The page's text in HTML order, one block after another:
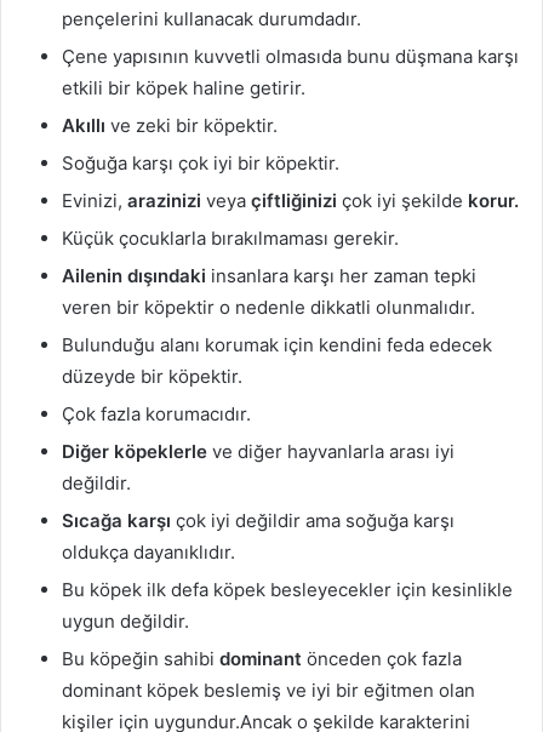
pençelerini kullanacak durumdadır.
Çene yapısının kuvvetli olmasıda bunu düşmana karşı
etkili bir köpek haline getirir.
Akıllı ve zeki bir köpektir.
Soğuğa karşı çok iyi bir köpektir.
Evinizi, arazinizi veya çiftliğinizi çok iyi şekilde korur.
Küçük çocuklarla bırakılmaması gerekir.
Ailenin dışındaki insanlara karşı her zaman tepki
veren bir köpektir o nedenle dikkatli olunmalıdır.
Bulunduğu alanı korumak için kendini feda edecek
düzeyde bir köpektir.
Çok fazla korumacıdır.
Diğer köpeklerle ve diğer hayvanlarla arası iyi
değildir.
Sıcağa karşı çok iyi değildir ama soğuğa karşı
oldukça dayanıklıdır.
Bu köpek ilk defa köpek besleyecekler için kesinlikle
uygun değildir.
Bu köpeğin sahibi dominant önceden çok fazla
dominant köpek beslemiş ve iyi bir eğitmen olan
kişiler için uygundur.Ancak o şekilde karakterini